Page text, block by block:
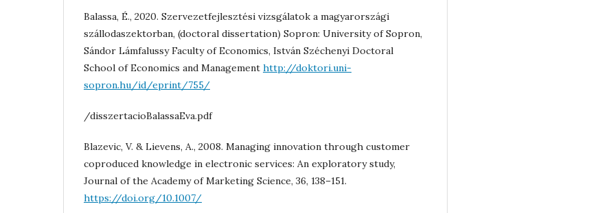
Balassa, É., 2020. Szervezetfejlesztési vizsgálatok a magyarországi
szállodaszektorban, (doctoral dissertation) Sopron: University of Sopron,
Sándor Lámfalussy Faculty of Economics, István Széchenyi Doctoral
School of Economics and Management http://doktori.uni-
sopron.hu/id/eprint/755/
/disszertacioBalassaEva.pdf
Blazevic, V. & Lievens, A., 2008. Managing innovation through customer
coproduced knowledge in electronic services: An exploratory study,
Journal of the Academy of Marketing Science, 36, 138–151.
https://doi.org/10.1007/